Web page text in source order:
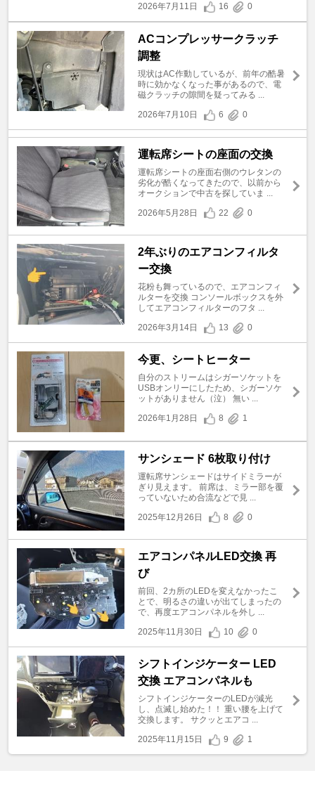
2026年7月11日
16 0
ACコンプレッサークラッチ
調整
現状はAC作動しているが、前年の酷暑
時に効かなくなった事があるので、電
磁クラッチの隙間を疑ってみる ...
2026年7月10日
6 0
運転席シートの座面の交換
運転席シートの座面右側のウレタンの
劣化が酷くなってきたので、以前から
オークションで中古を探していま ...
2026年5月28日
22 0
2年ぶりのエアコンフィルタ
ー交換
花粉も舞っているので、エアコンフィ
ルターを交換 コンソールボックスを外
してエアコンフィルターのフタ ...
2026年3月14日
13 0
今更、シートヒーター
自分のストリームはシガーソケットを
USBオンリーにしたため、シガーソケ
ットがありません（泣） 無い ...
2026年1月28日
8 1
サンシェード 6枚取り付け
運転席サンシェードはサイドミラーが
ぎり見えます。 前席は、ミラー部を覆
っていないため合流などで見 ...
2025年12月26日
8 0
エアコンパネルLED交換 再
び
前回、2カ所のLEDを変えなかったこ
とで、明るさの違いが出てしまったの
で、再度エアコンパネルを外し ...
2025年11月30日
10 0
シフトインジケーター LED
交換 エアコンパネルも
シフトインジケーターのLEDが減光
し、点滅し始めた！！ 重い腰を上げて
交換します。 サクッとエアコ ...
2025年11月15日
9 1